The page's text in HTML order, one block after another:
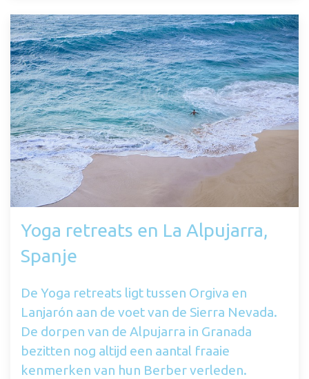
Yoga retreats en La Alpujarra,
Spanje
De Yoga retreats ligt tussen Orgiva en
Lanjarón aan de voet van de Sierra Nevada.
De dorpen van de Alpujarra in Granada
bezitten nog altijd een aantal fraaie
kenmerken van hun Berber verleden.